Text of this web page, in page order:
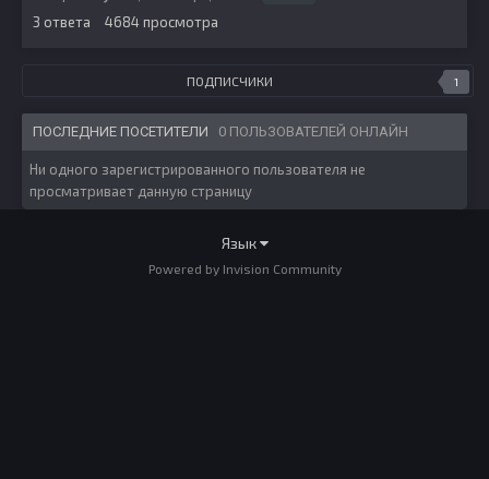
3 ответа 4684 просмотра
ПОДПИСЧИКИ 1
ПОСЛЕДНИЕ ПОСЕТИТЕЛИ 0 ПОЛЬЗОВАТЕЛЕЙ ОНЛАЙН
Ни одного зарегистрированного пользователя не
просматривает данную страницу
Язык
Powered by Invision Community